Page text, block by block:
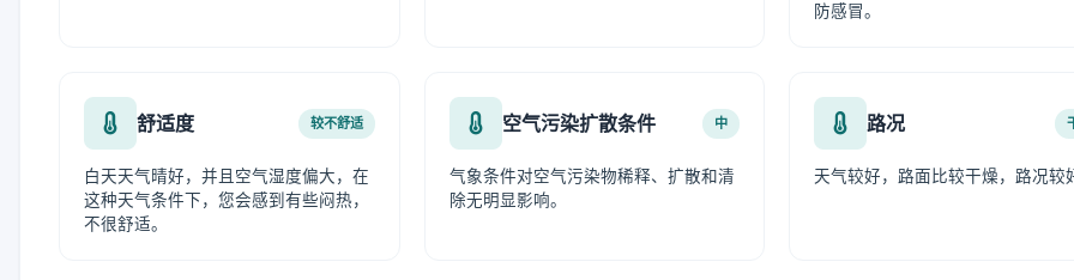
防感冒。
舒适度 较不舒适
白天天气晴好，并且空气湿度偏大，在
这种天气条件下，您会感到有些闷热，
不很舒适。
空气污染扩散条件 中
气象条件对空气污染物稀释、扩散和清
除无明显影响。
路况
天气较好，路面比较干燥，路况较